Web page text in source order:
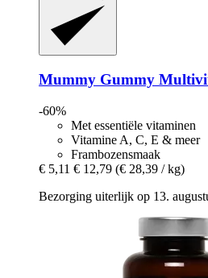
Mummy Gummy
-60%
Met essentiële vitaminen
Vitamine A, C, E & meer
Frambozensmaak
€ 5,11 € 12,79 (€ 28,39 / kg)
Bezorging uiterlijk op 13.